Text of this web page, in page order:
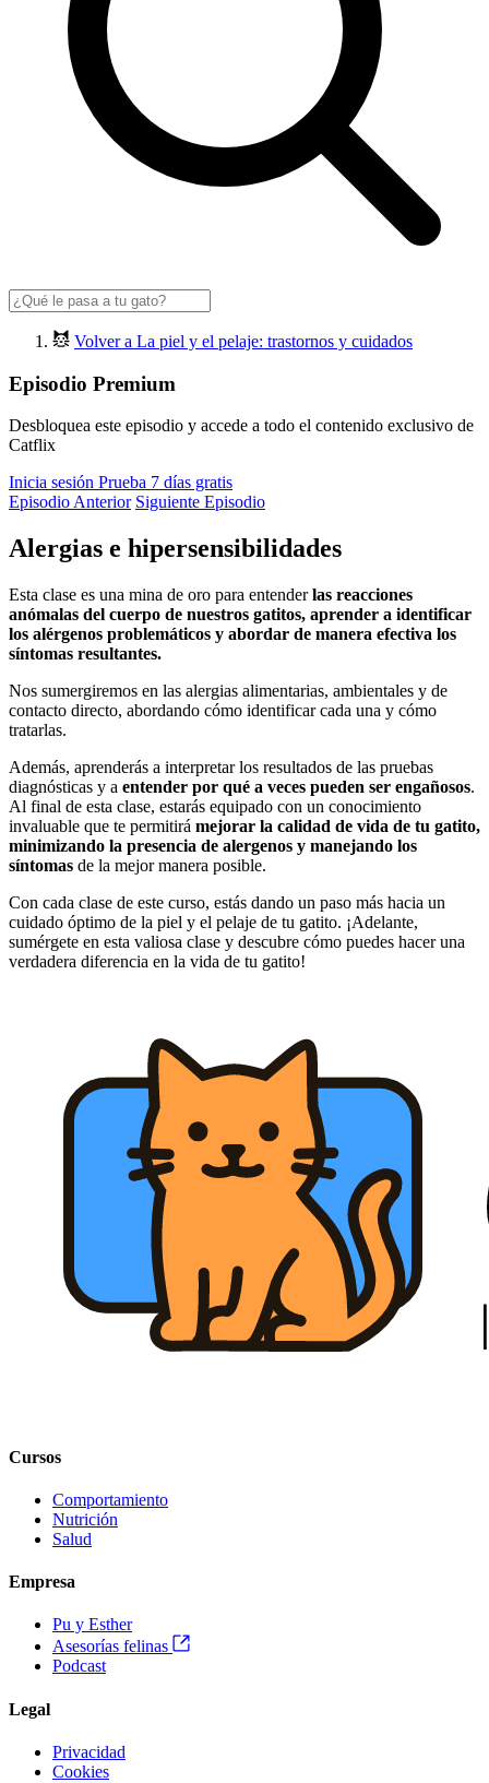
Volver a La piel y el pelaje: trastornos y cuidados
Episodio Premium
Desbloquea este episodio y accede a todo el contenido exclusivo de
Catflix
Inicia sesión Prueba 7 días gratis
Episodio Anterior Siguiente Episodio
Alergias e hipersensibilidades
Esta clase es una mina de oro para entenderlas reacciones
anómalas del cuerpo de nuestros gatitos, aprender a identificar
los alérgenos problemáticos y abordar de manera efectiva los
síntomas resultantes.
Nos sumergiremos en las alergias alimentarias, ambientales y de
contacto directo, abordando cómo identificar cada una y cómo
tratarlas.
Además, aprenderás a interpretar los resultados de las pruebas
diagnósticas y a entender por qué a veces pueden ser engañosos.
Al final de esta clase, estarás equipado con un conocimiento
invaluable que te permitirá mejorar la calidad de vida de tu gatito,
minimizando la presencia de alergenos y manejando los
síntomas de la mejor manera posible.
Con cada clase de este curso, estás dando un paso más hacia un
cuidado óptimo de la piel y el pelaje de tu gatito. ¡Adelante,
sumérgete en esta valiosa clase y descubre cómo puedes hacer una
verdadera diferencia en la vida de tu gatito!
Cursos
Comportamiento
Nutrición
Salud
Empresa
Pu y Esther
Asesorías felinas
Podcast
Legal
Privacidad
Cookies